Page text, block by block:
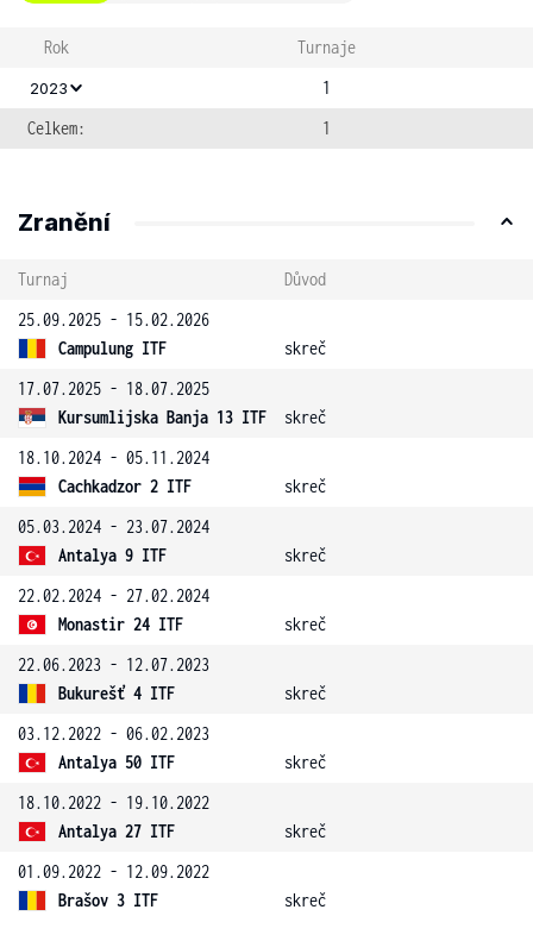
Rok Turnaje
2023
1
Celkem:
1
Zranění
Turnaj
Důvod
25.09.2025 - 15.02.2026
Campulung ITF
skreč
17.07.2025 - 18.07.2025
Kursumlijska Banja 13 ITF
skreč
18.10.2024 - 05.11.2024
Cachkadzor 2 ITF
skreč
05.03.2024 - 23.07.2024
Antalya 9 ITF
skreč
22.02.2024 - 27.02.2024
Monastir 24 ITF
skreč
22.06.2023 - 12.07.2023
Bukurešť 4 ITF
skreč
03.12.2022 - 06.02.2023
Antalya 50 ITF
skreč
18.10.2022 - 19.10.2022
Antalya 27 ITF
skreč
01.09.2022 - 12.09.2022
Brašov 3 ITF
skreč